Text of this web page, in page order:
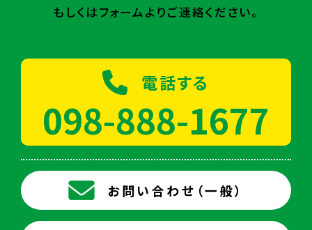
もしくはフォームよりご連絡ください。
電話する
098-888-1677
お問い合わせ（一般）